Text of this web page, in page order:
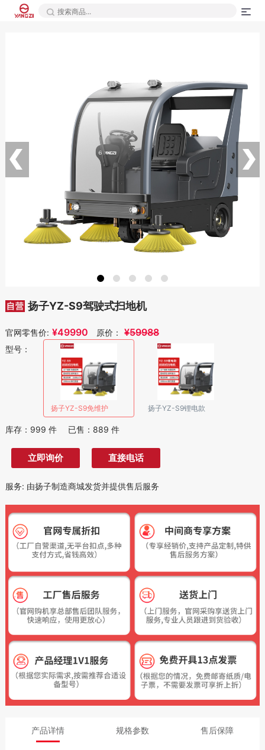
扬子YZ-S9驾驶式扫地机
官网零售价: ¥49990 原价： ¥59988
型号：
扬子YZ-S9免维护 扬子YZ-S9锂电款
库存： 999 件 已售： 889 件
立即询价 直接电话
服务: 由扬子制造商城发货并提供售后服务
产品详情 规格参数 售后保障